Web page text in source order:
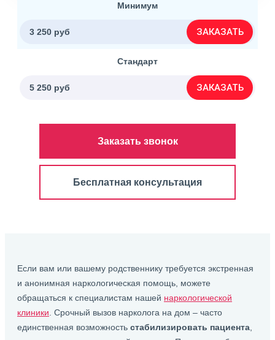
Минимум
3 250 руб ЗАКАЗАТЬ
Стандарт
5 250 руб ЗАКАЗАТЬ
Заказать звонок
Бесплатная консультация
Если вам или вашему родственнику требуется экстренная
и анонимная наркологическая помощь, можете
обращаться к специалистам нашей наркологической
клиники . Срочный вызов нарколога на дом – часто
единственная возможность стабилизировать пациента